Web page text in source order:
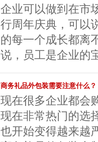
企业可以做到在市
行周年庆典，可以
的每一个成长都离
说，员工是企业的
商务礼品外包装需要注意什么？
现在很多企业都会
现在非常热门的选
也开始变得越来越